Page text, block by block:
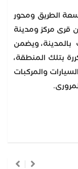
الطريق ومحور
قرى مركز ومدينة
بالمدينة، ويضمن
بتلك المنطقة،
والمركبات